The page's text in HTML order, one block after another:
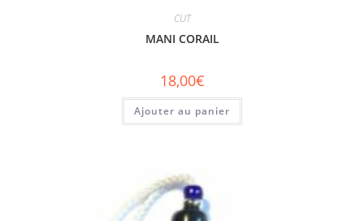
CUT
MANI CORAIL
18,00€
Ajouter au panier